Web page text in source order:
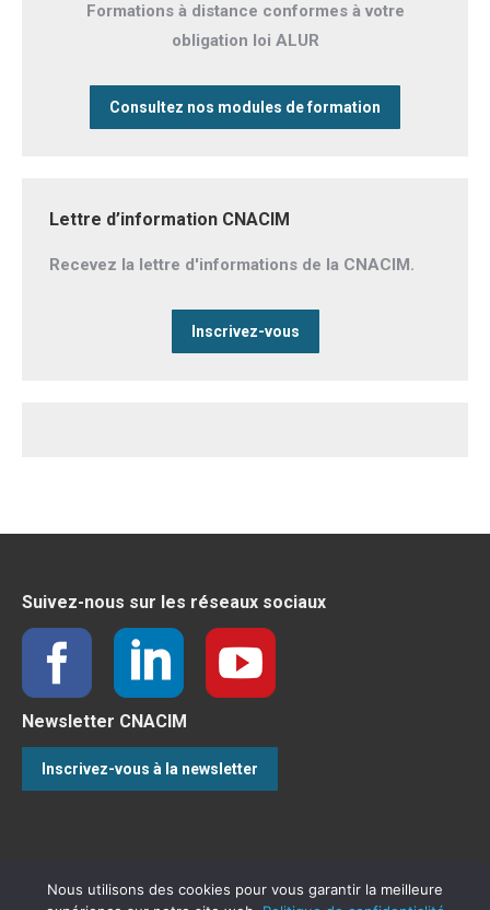
Formations à distance conformes à votre
obligation loi ALUR
Consultez nos modules de formation
Lettre d’information CNACIM
Recevez la lettre d'informations de la CNACIM.
Inscrivez-vous
Suivez-nous sur les réseaux sociaux
Newsletter CNACIM
Inscrivez-vous à la newsletter
Nous utilisons des cookies pour vous garantir la meilleure